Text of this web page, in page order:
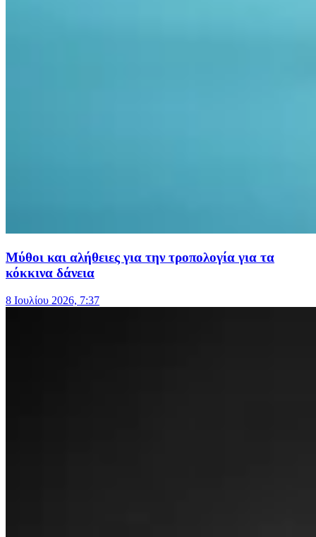
Μύθοι και αλήθειες για την τροπολογία για τα
κόκκινα δάνεια
8 Ιουλίου 2026, 7:37